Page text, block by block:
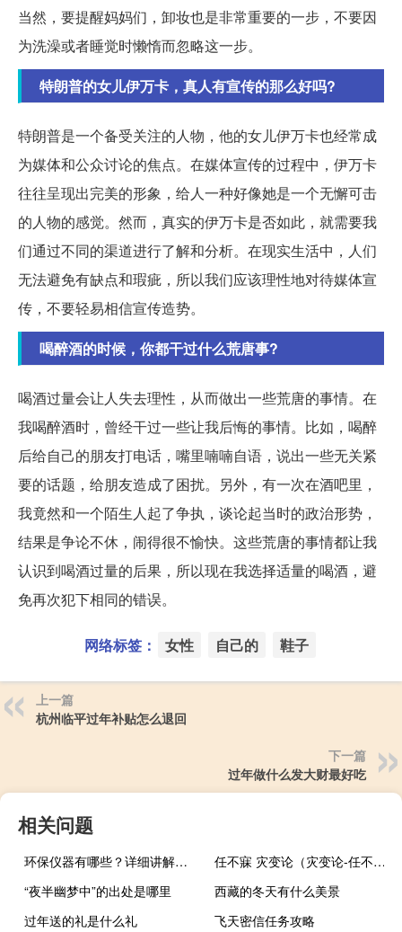
当然，要提醒妈妈们，卸妆也是非常重要的一步，不要因
为洗澡或者睡觉时懒惰而忽略这一步。
特朗普的女儿伊万卡，真人有宣传的那么好吗?
特朗普是一个备受关注的人物，他的女儿伊万卡也经常成
为媒体和公众讨论的焦点。在媒体宣传的过程中，伊万卡
往往呈现出完美的形象，给人一种好像她是一个无懈可击
的人物的感觉。然而，真实的伊万卡是否如此，就需要我
们通过不同的渠道进行了解和分析。在现实生活中，人们
无法避免有缺点和瑕疵，所以我们应该理性地对待媒体宣
传，不要轻易相信宣传造势。
喝醉酒的时候，你都干过什么荒唐事?
喝酒过量会让人失去理性，从而做出一些荒唐的事情。在
我喝醉酒时，曾经干过一些让我后悔的事情。比如，喝醉
后给自己的朋友打电话，嘴里喃喃自语，说出一些无关紧
要的话题，给朋友造成了困扰。另外，有一次在酒吧里，
我竟然和一个陌生人起了争执，谈论起当时的政治形势，
结果是争论不休，闹得很不愉快。这些荒唐的事情都让我
认识到喝酒过量的后果，所以现在我选择适量的喝酒，避
免再次犯下相同的错误。
网络标签： 女性 自己的 鞋子
上一篇
杭州临平过年补贴怎么退回
下一篇
过年做什么发大财最好吃
相关问题
环保仪器有哪些？详细讲解各类环保仪器的使用方法
任不寐 灾变论（灾变论-任不寐作品简介）
“夜半幽梦中”的出处是哪里
西藏的冬天有什么美景
过年送的礼是什么礼
飞天密信任务攻略